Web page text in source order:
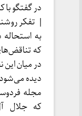
در گفتگو
| تفکر
به
که
د‌‌‌ر میان
د‌‌‌ید‌‌‌ه
مجله
که جلال